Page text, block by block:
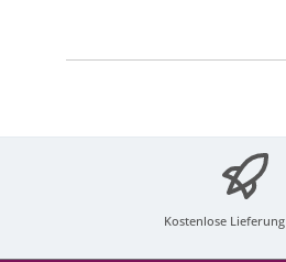
Kostenlose Lieferung